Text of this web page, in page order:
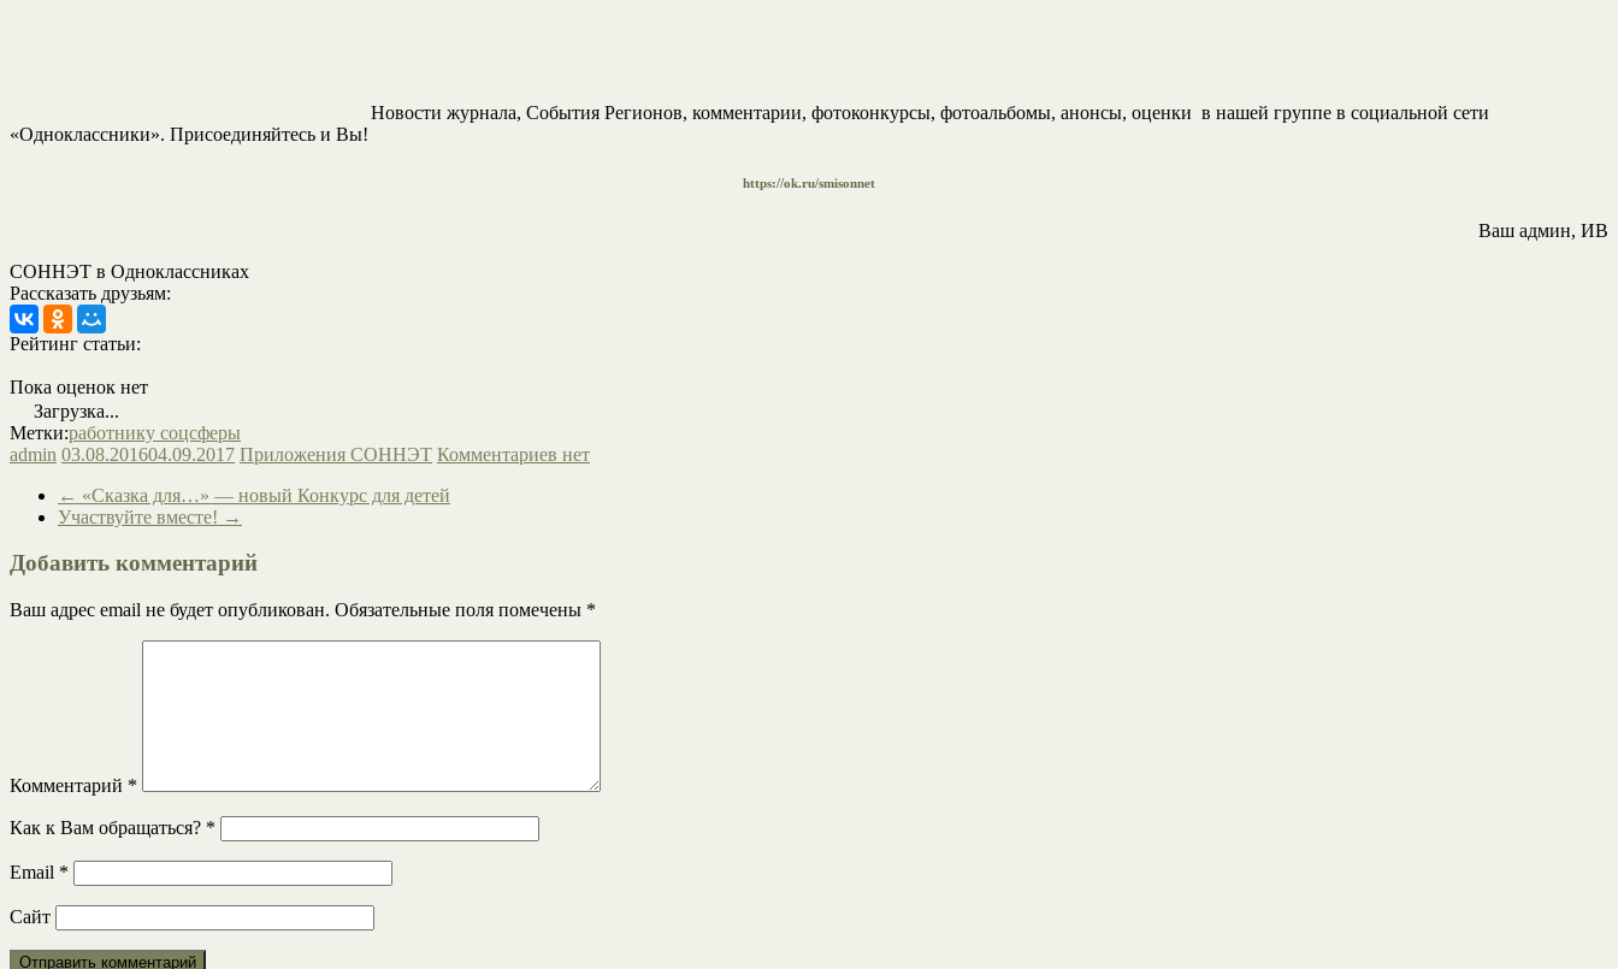
Новости журнала, События Регионов, комментарии, фотоконкурсы, фотоальбомы, анонсы, оценки в нашей группе в социальной сети
«Одноклассники». Присоединяйтесь и Вы!
https://ok.ru/smisonnet
Ваш админ, ИВ
СОННЭТ в Одноклассниках
Рассказать друзьям:
Рейтинг статьи:
Пока оценок нет
Загрузка...
Метки:работнику соцсферы
admin 03.08.201604.09.2017 Приложения СОННЭТ Комментариев нет
← «Сказка для…» — новый Конкурс для детей
Участвуйте вместе! →
Добавить комментарий
Ваш адрес email не будет опубликован. Обязательные поля помечены *
Комментарий *
Как к Вам обращаться? *
Email *
Сайт